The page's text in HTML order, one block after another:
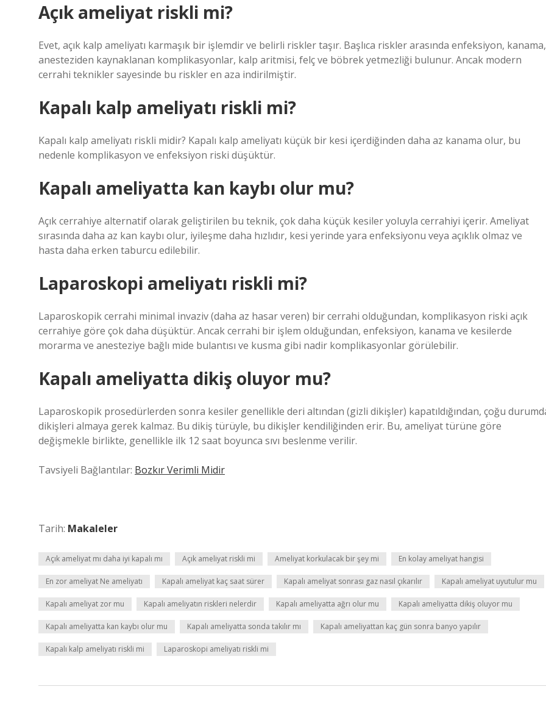
Açık ameliyat riskli mi?
Evet, açık kalp ameliyatı karmaşık bir işlemdir ve belirli riskler taşır. Başlıca riskler arasında enfeksiyon, kanama,
anesteziden kaynaklanan komplikasyonlar, kalp aritmisi, felç ve böbrek yetmezliği bulunur. Ancak modern
cerrahi teknikler sayesinde bu riskler en aza indirilmiştir.
Kapalı kalp ameliyatı riskli mi?
Kapalı kalp ameliyatı riskli midir? Kapalı kalp ameliyatı küçük bir kesi içerdiğinden daha az kanama olur, bu
nedenle komplikasyon ve enfeksiyon riski düşüktür.
Kapalı ameliyatta kan kaybı olur mu?
Açık cerrahiye alternatif olarak geliştirilen bu teknik, çok daha küçük kesiler yoluyla cerrahiyi içerir. Ameliyat
sırasında daha az kan kaybı olur, iyileşme daha hızlıdır, kesi yerinde yara enfeksiyonu veya açıklık olmaz ve
hasta daha erken taburcu edilebilir.
Laparoskopi ameliyatı riskli mi?
Laparoskopik cerrahi minimal invaziv (daha az hasar veren) bir cerrahi olduğundan, komplikasyon riski açık
cerrahiye göre çok daha düşüktür. Ancak cerrahi bir işlem olduğundan, enfeksiyon, kanama ve kesilerde
morarma ve anesteziye bağlı mide bulantısı ve kusma gibi nadir komplikasyonlar görülebilir.
Kapalı ameliyatta dikiş oluyor mu?
Laparoskopik prosedürlerden sonra kesiler genellikle deri altından (gizli dikişler) kapatıldığından, çoğu
dikişleri almaya gerek kalmaz. Bu dikiş türüyle, bu dikişler kendiliğinden erir. Bu, ameliyat türüne göre
değişmekle birlikte, genellikle ilk 12 saat boyunca sıvı beslenme verilir.
Tavsiyeli Bağlantılar: Bozkır Verimli Midir
Tarih: Makaleler
Açık ameliyat mı daha iyi kapalı mı Açık ameliyat riskli mi Ameliyat korkulacak bir şey mi En kolay ameliyat hangisi
En zor ameliyat Ne ameliyatı Kapalı ameliyat kaç saat sürer Kapalı ameliyat sonrası gaz nasıl çıkarılır Kapalı ameliyat uyutulur mu
Kapalı ameliyat zor mu Kapalı ameliyatın riskleri nelerdir Kapalı ameliyatta ağrı olur mu Kapalı ameliyatta dikiş oluyor mu
Kapalı ameliyatta kan kaybı olur mu Kapalı ameliyatta sonda takılır mı Kapalı ameliyattan kaç gün sonra banyo yapılır
Kapalı kalp ameliyatı riskli mi Laparoskopi ameliyatı riskli mi